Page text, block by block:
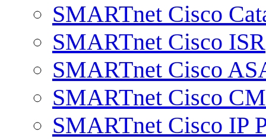
SMARTnet Cisco
SMARTnet Cisco ISR
SMARTnet Cisco
SMARTnet Cisco
SMARTnet Cisco IP